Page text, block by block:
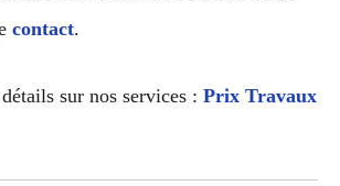
contact.
sur nos services : Prix Travaux